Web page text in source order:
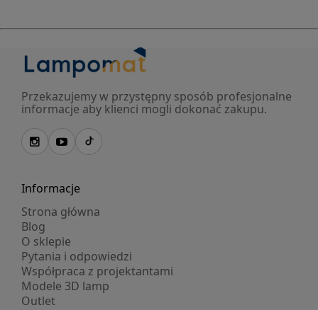
Przekazujemy w przystępny sposób profesjonalne
informacje aby klienci mogli dokonać zakupu.
Informacje
Strona główna
Blog
O sklepie
Pytania i odpowiedzi
Współpraca z projektantami
Modele 3D lamp
Outlet